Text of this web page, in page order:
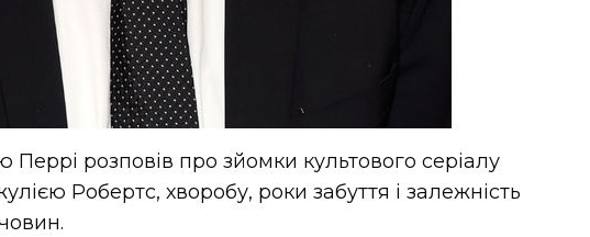
Перрі розповів про зйомки культового серіалу
Робертс, хворобу, роки забуття і залежність